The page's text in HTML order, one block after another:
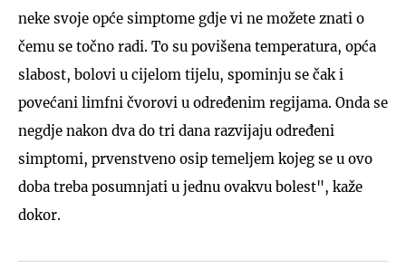
neke svoje opće simptome gdje vi ne možete znati o
čemu se točno radi. To su povišena temperatura, opća
slabost, bolovi u cijelom tijelu, spominju se čak i
povećani limfni čvorovi u određenim regijama. Onda se
negdje nakon dva do tri dana razvijaju određeni
simptomi, prvenstveno osip temeljem kojeg se u ovo
doba treba posumnjati u jednu ovakvu bolest", kaže
dokor.